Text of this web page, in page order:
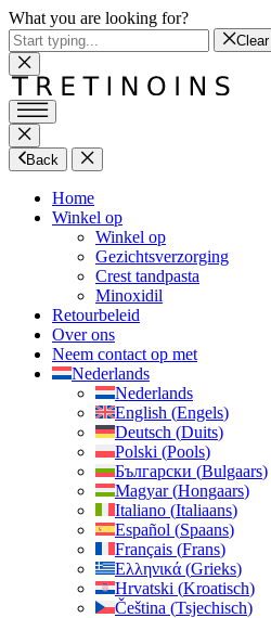
What you are looking for?
Clear
Back
Home
Winkel op
Winkel op
Gezichtsverzorging
Crest tandpasta
Minoxidil
Retourbeleid
Over ons
Neem contact op met
Nederlands
Nederlands
English (Engels)
Deutsch (Duits)
Polski (Pools)
Български (Bulgaars)
Magyar(Hongaars)
Italiano (Italiaans)
Español (Spaans)
Français (Frans)
Ελληνικά (Grieks)
Hrvatski (Kroatisch)
Čeština (Tsjechisch)